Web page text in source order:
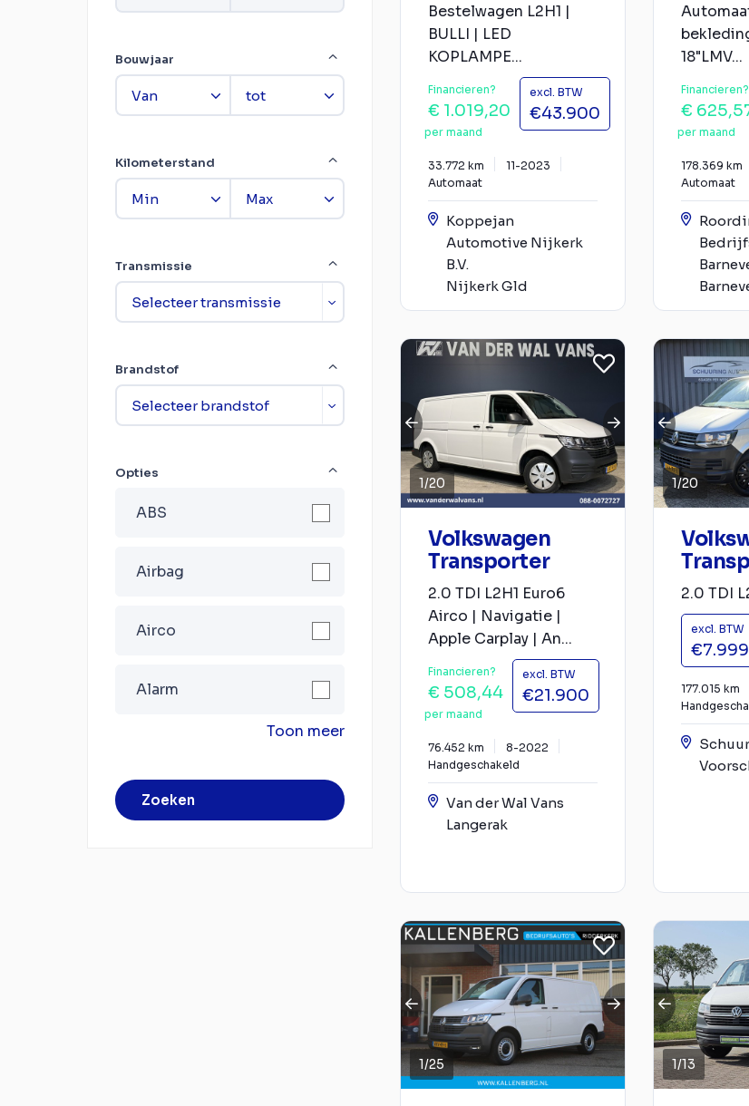
Bouwjaar
Kilometerstand
Transmissie
Brandstof
Opties
ABS
Airbag
Airco
Alarm
Toon meer
Zoeken
Bestelwagen L2H1 |
BULLI | LED
KOPLAMPE...
Financieren?
€ 1.019,20
per maand
excl. BTW
€43.900
33.772 km
11-2023
Automaat
Koppejan
Automotive Nijkerk
B.V.
Nijkerk Gld
18"LMV...
Financieren?
€
per maand
178.369 km
Automaat
1/20
Volkswagen
Transporter
2.0 TDI L2H1 Euro6
Airco | Navigatie |
Apple Carplay | An...
Financieren?
€ 508,44
per maand
excl. BTW
€21.900
76.452 km
8-2022
Handgeschakeld
Van der Wal Vans
Langerak
1/20
2.0 TDI
excl. BTW
€7.999
177.015 km
1/25 1/13